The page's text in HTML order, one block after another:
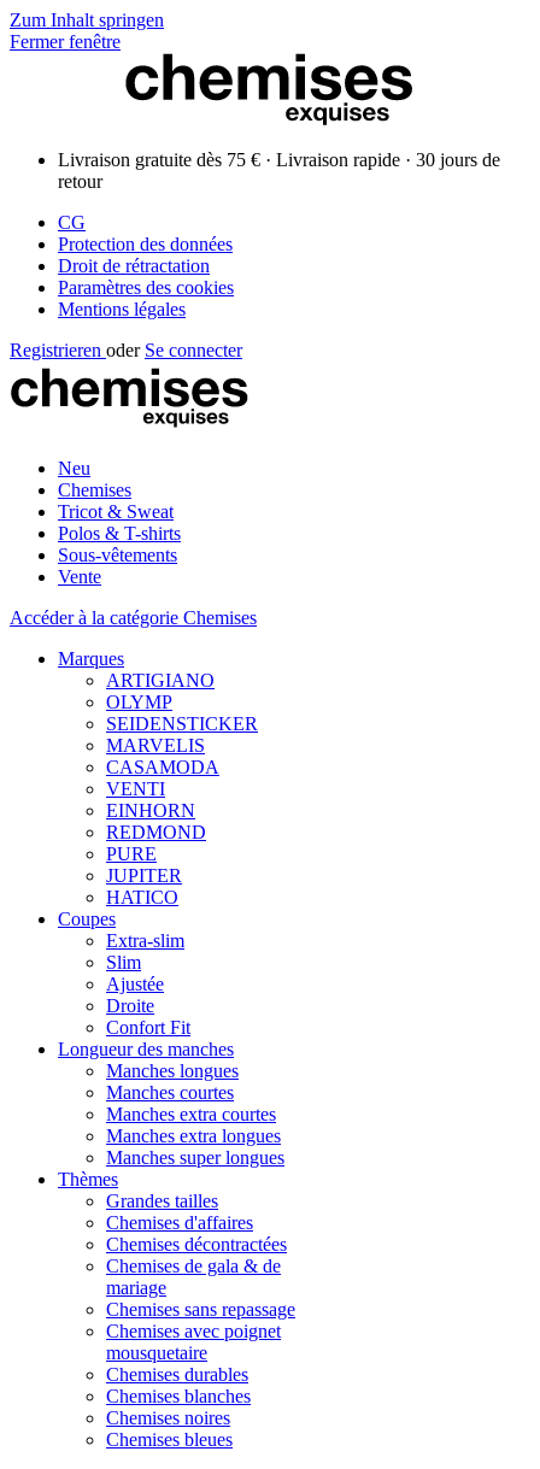
Zum Inhalt springen
Fermer fenêtre
Livraison gratuite dès 75 € · Livraison rapide · 30 jours de
retour
CG
Protection des données
Droit de rétractation
Paramètres des cookies
Mentions légales
Registrieren oder Se connecter
Neu
Chemises
Tricot & Sweat
Polos & T-shirts
Sous-vêtements
Vente
Accéder à la catégorie Chemises
Marques
ARTIGIANO
OLYMP
SEIDENSTICKER
MARVELIS
CASAMODA
VENTI
EINHORN
REDMOND
PURE
JUPITER
HATICO
Coupes
Extra-slim
Slim
Ajustée
Droite
Confort Fit
Longueur des manches
Manches longues
Manches courtes
Manches extra courtes
Manches extra longues
Manches super longues
Thèmes
Grandes tailles
Chemises d'affaires
Chemises décontractées
Chemises de gala & de
mariage
Chemises sans repassage
Chemises avec poignet
mousquetaire
Chemises durables
Chemises blanches
Chemises noires
Chemises bleues